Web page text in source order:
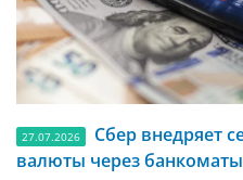
27.07.2026
Сбер внедряет
валюты через банкоматы